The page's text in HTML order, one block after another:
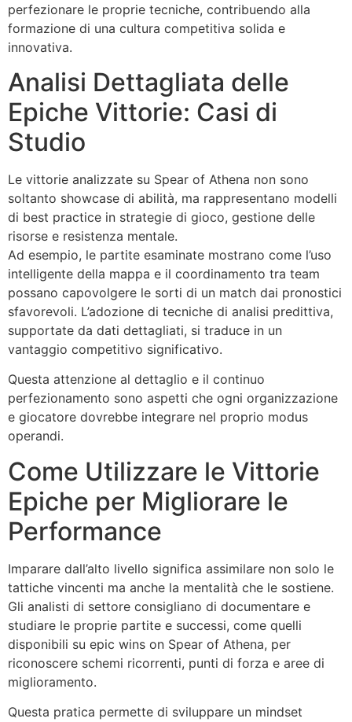
perfezionare le proprie tecniche, contribuendo alla
formazione di una cultura competitiva solida e
innovativa.
Analisi Dettagliata delle
Epiche Vittorie: Casi di
Studio
Le vittorie analizzate su Spear of Athena non sono
soltanto showcase di abilità, ma rappresentano modelli
di best practice in strategie di gioco, gestione delle
risorse e resistenza mentale.
Ad esempio, le partite esaminate mostrano come l’uso
intelligente della mappa e il coordinamento tra team
possano capovolgere le sorti di un match dai pronostici
sfavorevoli. L’adozione di tecniche di analisi predittiva,
supportate da dati dettagliati, si traduce in un
vantaggio competitivo significativo.
Questa attenzione al dettaglio e il continuo
perfezionamento sono aspetti che ogni organizzazione
e giocatore dovrebbe integrare nel proprio modus
operandi.
Come Utilizzare le Vittorie
Epiche per Migliorare le
Performance
Imparare dall’alto livello significa assimilare non solo le
tattiche vincenti ma anche la mentalità che le sostiene.
Gli analisti di settore consigliano di documentare e
studiare le proprie partite e successi, come quelli
disponibili su epic wins on Spear of Athena, per
riconoscere schemi ricorrenti, punti di forza e aree di
miglioramento.
Questa pratica permette di sviluppare un mindset